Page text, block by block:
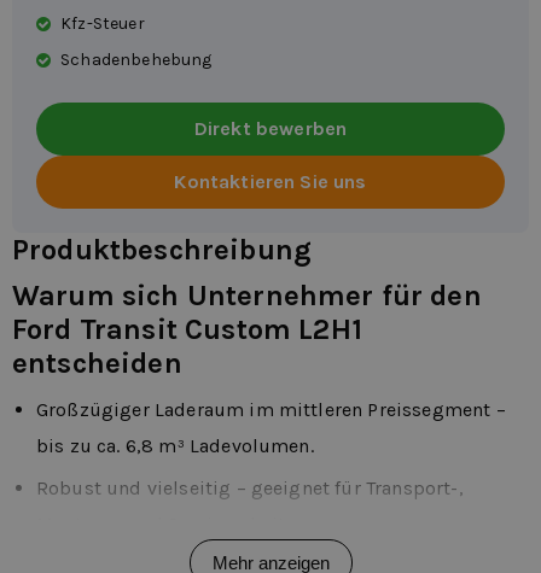
Kfz-Steuer
Schadenbehebung
Direkt bewerben
Kontaktieren Sie uns
Produktbeschreibung
Warum sich Unternehmer für den
Ford Transit Custom L2H1
entscheiden
Großzügiger Laderaum im mittleren Preissegment –
bis zu ca. 6,8 m³ Ladevolumen.
Robust und vielseitig – geeignet für Transport-,
Gute Kombination aus Komfort und
Mehr anzeigen